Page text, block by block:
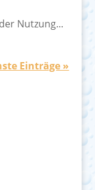
Nutzung...
Einträge »